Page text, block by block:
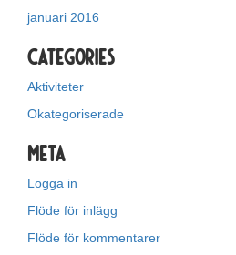
januari 2016
Categories
Aktiviteter
Okategoriserade
Meta
Logga in
Flöde för inlägg
Flöde för kommentarer